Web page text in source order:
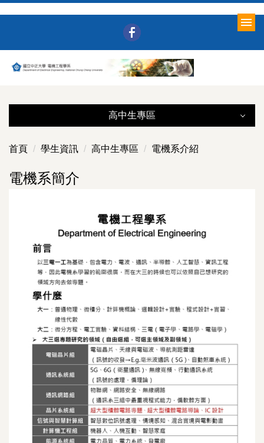
要
內
高中生專區
電機系介紹
常見問答
首頁 學生資訊 高中生專區 電機系介紹
電機系簡介